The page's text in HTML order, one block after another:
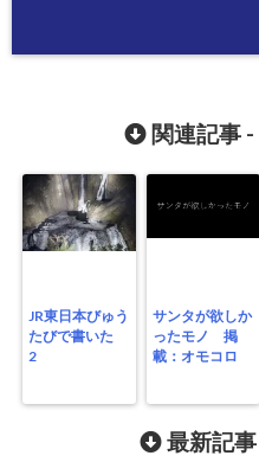
関連記事 -
JR東日本びゅう
たびで書いた
2
サンタが欲しか
ったモノ 掲
載：オモコロ
最新記